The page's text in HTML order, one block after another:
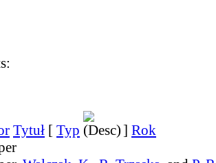
Tytuł [ Typ ] Rok